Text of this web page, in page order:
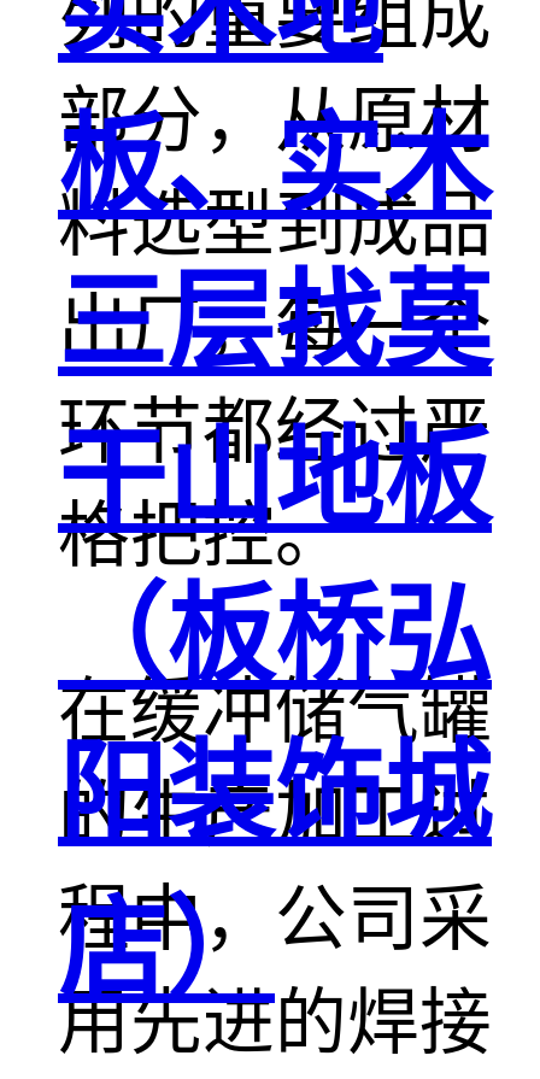
列的重要组成
部分，从原材
料选型到成品
出厂，每一个
环节都经过严
格把控。
在缓冲储气罐
的生产加工过
程中，公司采
用先进的焊接
板、实木
三层找莫
干山地板
（板桥弘
阳装饰城
店）